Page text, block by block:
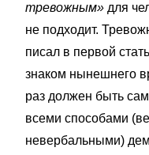
тревожным» для
не подходит.
писал в первой
знаком нынешнего
раз должен быть
всеми способами
невербальными)